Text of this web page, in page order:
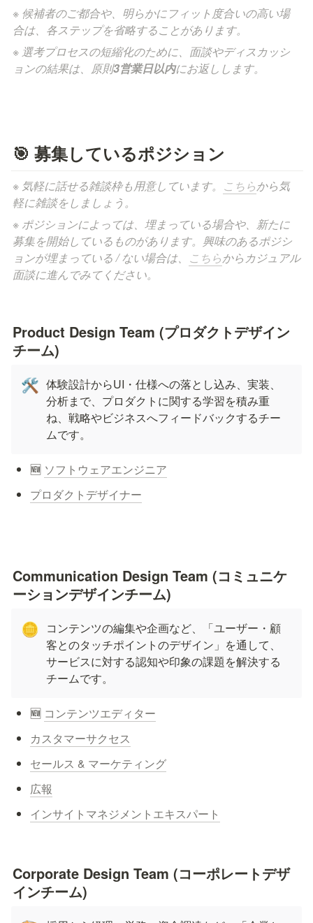
※ 候補者のご都合や、明らかにフィット度合いの高い場
合は、各ステップを省略することがあります。
※ 選考プロセスの短縮化のために、面談やディスカッシ
ョンの結果は、原則3営業日以内にお返しします。
🎯 募集しているポジション
※ 気軽に話せる雑談枠も用意しています。 こちらから気
軽に雑談をしましょう。
※ ポジションによっては、埋まっている場合や、新たに
募集を開始しているものがあります。興味のあるポジシ
ョンが埋まっている / ない場合は、 こちらからカジュアル
面談に進んでみてください。
Product Design Team (プロダクトデザイン
チーム)
🛠 体験設計からUI・仕様への落とし込み、実装、
分析まで、プロダクトに関する学習を積み重
ね、戦略やビジネスへフィードバックするチー
ムです。
🆕 ソフトウェアエンジニア
プロダクトデザイナー
Communication Design Team (コミュニケ
ーションデザインチーム)
🪙 コンテンツの編集や企画など、「ユーザー・顧
客とのタッチポイントのデザイン」を通して、
サービスに対する認知や印象の課題を解決する
チームです。
🆕 コンテンツエディター
カスタマーサクセス
セールス & マーケティング
広報
インサイトマネジメントエキスパート
Corporate Design Team (コーポレートデザ
インチーム)